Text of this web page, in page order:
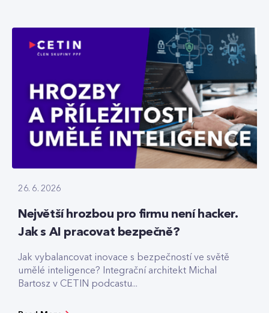
26. 6. 2026
Největší hrozbou pro firmu není hacker.
Jak s AI pracovat bezpečně?
Jak vybalancovat inovace s bezpečností ve světě
umělé inteligence? Integrační architekt Michal
Bartosz v CETIN podcastu...